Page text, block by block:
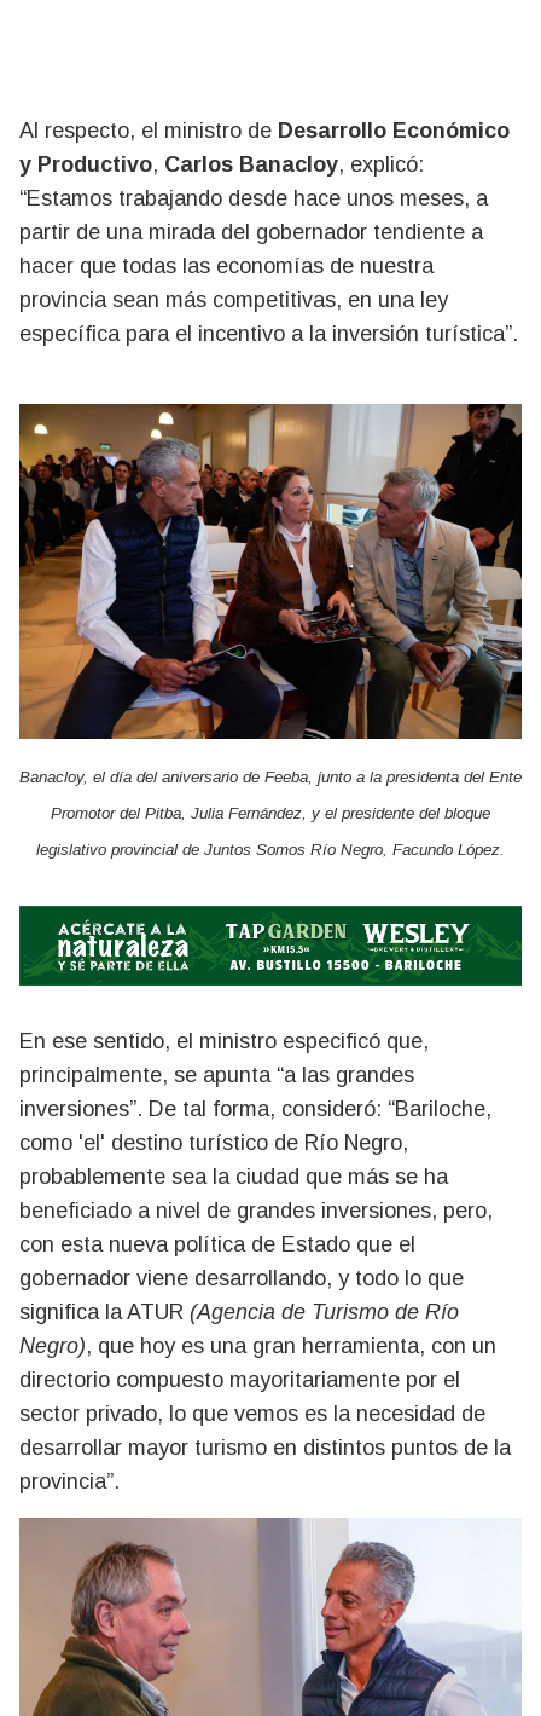
Al respecto, el ministro de Desarrollo Económico
y Productivo, Carlos Banacloy, explicó:
“Estamos trabajando desde hace unos meses, a
partir de una mirada del gobernador tendiente a
hacer que todas las economías de nuestra
provincia sean más competitivas, en una ley
específica para el incentivo a la inversión turística”.
Banacloy, el día del aniversario de Feeba, junto a la presidenta del Ente
Promotor del Pitba, Julia Fernández, y el presidente del bloque
legislativo provincial de Juntos Somos Río Negro, Facundo López.
En ese sentido, el ministro especificó que,
principalmente, se apunta “a las grandes
inversiones”. De tal forma, consideró: “Bariloche,
como 'el' destino turístico de Río Negro,
probablemente sea la ciudad que más se ha
beneficiado a nivel de grandes inversiones, pero,
con esta nueva política de Estado que el
gobernador viene desarrollando, y todo lo que
significa la ATUR (Agencia de Turismo de Río
Negro), que hoy es una gran herramienta, con un
directorio compuesto mayoritariamente por el
sector privado, lo que vemos es la necesidad de
desarrollar mayor turismo en distintos puntos de la
provincia”.